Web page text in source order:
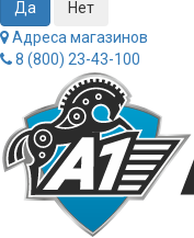
Адреса магазинов
8 (800) 23-43-100